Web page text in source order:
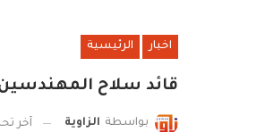
اخبار الرئيسية
قائد سلاح المهندسين
بواسطة الزاوية آخر